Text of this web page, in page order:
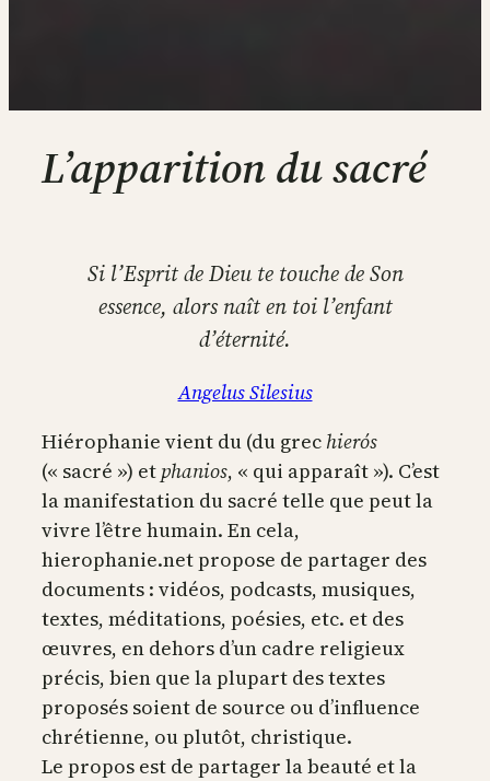
L’apparition du sacré
Si l’Esprit de Dieu te touche de Son
essence, alors naît en toi l’enfant
d’éternité.
Angelus Silesius
Hiérophanie vient du (du grec hierós
(« sacré ») et phanios, « qui apparaît »). C’est
la manifestation du sacré telle que peut la
vivre l’être humain. En cela,
hierophanie.net propose de partager des
documents : vidéos, podcasts, musiques,
textes, méditations, poésies, etc. et des
œuvres, en dehors d’un cadre religieux
précis, bien que la plupart des textes
proposés soient de source ou d’influence
chrétienne, ou plutôt, christique.
Le propos est de partager la beauté et la